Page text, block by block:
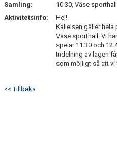
Samling:
10:30, Väse sporthall
Aktivitetsinfo:
Hej!
Kallelsen gäller
Väse sporthall. Vi
spelar 11.30 och
Indelning av lagen
som möjligt så att vi
<< Tillbaka